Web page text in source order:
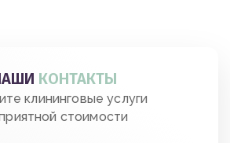
КОНТАКТЫ
клининговые услуги
стоимости